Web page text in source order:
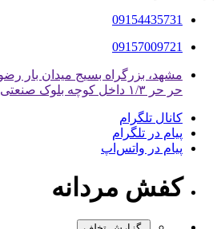
09154435731
09157009721
مشهد، بزرگراه بسیج میدان بار
حر حر ۱/۳ داخل کوچه بلوک صنعتی چهارم
کانال تلگرام
پیام در تلگرام
پیام در واتس‌اپ
کفش مردانه